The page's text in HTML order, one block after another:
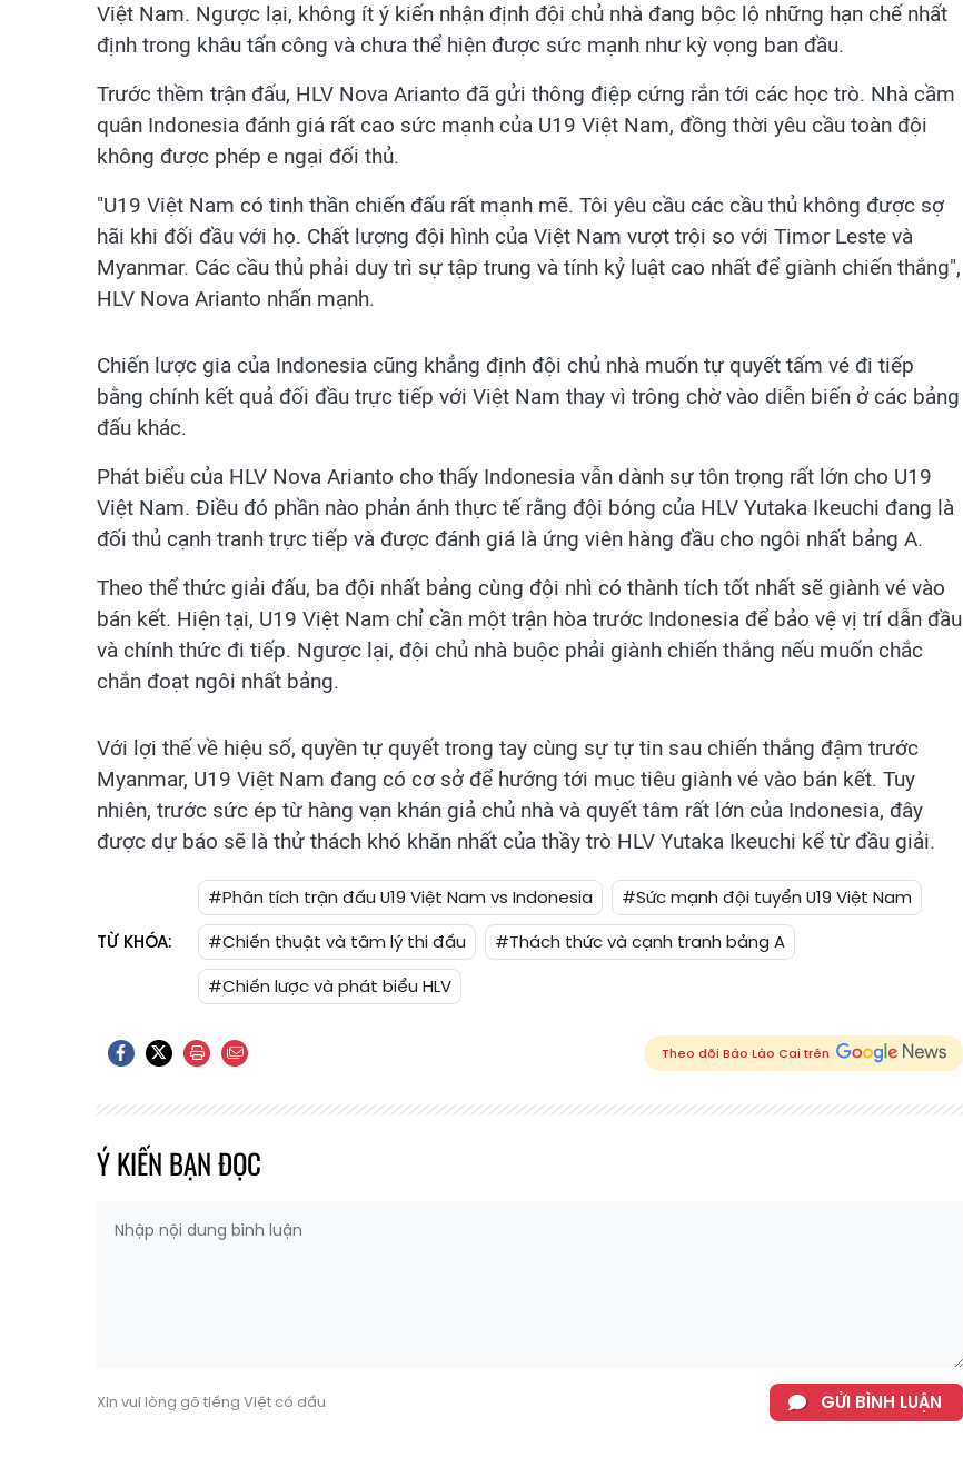
Việt Nam. Ngược lại, không ít ý kiến nhận định đội chủ nhà đang bộc lộ những hạn chế nhất
định trong khâu tấn công và chưa thể hiện được sức mạnh như kỳ vọng ban đầu.
Trước thềm trận đấu, HLV Nova Arianto đã gửi thông điệp cứng rắn tới các học trò. Nhà cầm
quân Indonesia đánh giá rất cao sức mạnh của U19 Việt Nam, đồng thời yêu cầu toàn đội
không được phép e ngại đối thủ.
"U19 Việt Nam có tinh thần chiến đấu rất mạnh mẽ. Tôi yêu cầu các cầu thủ không được sợ
hãi khi đối đầu với họ. Chất lượng đội hình của Việt Nam vượt trội so với Timor Leste và
Myanmar. Các cầu thủ phải duy trì sự tập trung và tính kỷ luật cao nhất để giành chiến thắng",
HLV Nova Arianto nhấn mạnh.
Chiến lược gia của Indonesia cũng khẳng định đội chủ nhà muốn tự quyết tấm vé đi tiếp
bằng chính kết quả đối đầu trực tiếp với Việt Nam thay vì trông chờ vào diễn biến ở các bảng
đấu khác.
Phát biểu của HLV Nova Arianto cho thấy Indonesia vẫn dành sự tôn trọng rất lớn cho U19
Việt Nam. Điều đó phần nào phản ánh thực tế rằng đội bóng của HLV Yutaka Ikeuchi đang là
đối thủ cạnh tranh trực tiếp và được đánh giá là ứng viên hàng đầu cho ngôi nhất bảng A.
Theo thể thức giải đấu, ba đội nhất bảng cùng đội nhì có thành tích tốt nhất sẽ giành vé vào
bán kết. Hiện tại, U19 Việt Nam chỉ cần một trận hòa trước Indonesia để bảo vệ vị trí dẫn đầu
và chính thức đi tiếp. Ngược lại, đội chủ nhà buộc phải giành chiến thắng nếu muốn chắc
chắn đoạt ngôi nhất bảng.
Với lợi thế về hiệu số, quyền tự quyết trong tay cùng sự tự tin sau chiến thắng đậm trước
Myanmar, U19 Việt Nam đang có cơ sở để hướng tới mục tiêu giành vé vào bán kết. Tuy
nhiên, trước sức ép từ hàng vạn khán giả chủ nhà và quyết tâm rất lớn của Indonesia, đây
được dự báo sẽ là thử thách khó khăn nhất của thầy trò HLV Yutaka Ikeuchi kể từ đầu giải.
TỪ KHÓA:
#Phân tích trận đấu U19 Việt Nam vs Indonesia
#Sức mạnh đội tuyển U19 Việt Nam
#Chiến thuật và tâm lý thi đấu
#Thách thức và cạnh tranh bảng A
#Chiến lược và phát biểu HLV
Theo dõi Báo Lào Cai trên
Ý KIẾN BẠN ĐỌC
Xin vui lòng gõ tiếng Việt có dấu GỬI BÌNH LUẬN